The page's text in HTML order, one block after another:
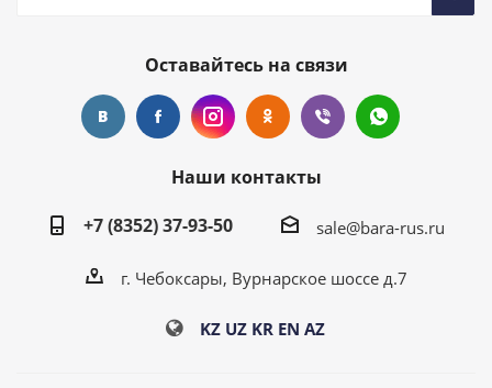
Оставайтесь на связи
Наши контакты
+7 (8352) 37-93-50
sale@bara-rus.ru
г. Чебоксары, Вурнарское шоссе д.7
KZ UZ KR EN AZ